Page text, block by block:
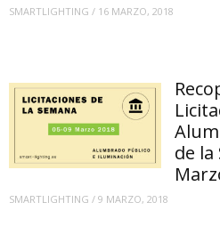
SMARTLIGHTING / 16 MARZO, 2018
de la
SMARTLIGHTING / 9 MARZO, 2018